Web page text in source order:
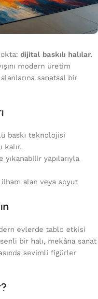
dijital baskılı halılar.
modern üretim
sanatsal bir
baskı teknolojisi
kalır.
yıkanabilir yapılarıyla
ilham alan veya soyut
evlerde tablo etkisi
bir halı, mekâna sanat
sevimli figürler